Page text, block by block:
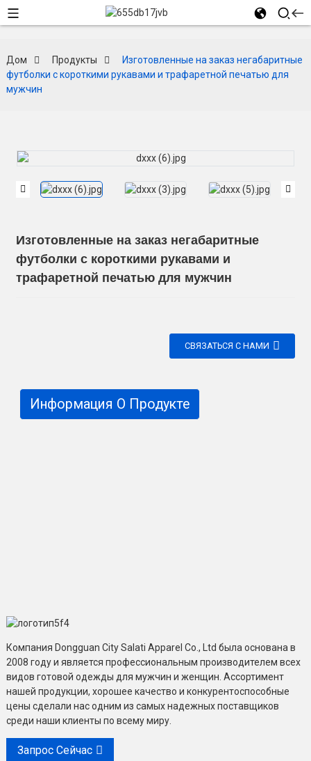
Дом Продукты
Изготовленные на заказ негабаритные
футболки с короткими рукавами и трафаретной печатью для
мужчин
Изготовленные на заказ негабаритные
футболки с короткими рукавами и
трафаретной печатью для мужчин
СВЯЗАТЬСЯ С НАМИ
Информация О Продукте
Компания Dongguan City Salati Apparel Co., Ltd была основана в
2008 году и является профессиональным производителем всех
видов готовой одежды для мужчин и женщин. Ассортимент
нашей продукции, хорошее качество и конкурентоспособные
цены сделали нас одним из самых надежных поставщиков
среди наши клиенты по всему миру.
Запрос Сейчас